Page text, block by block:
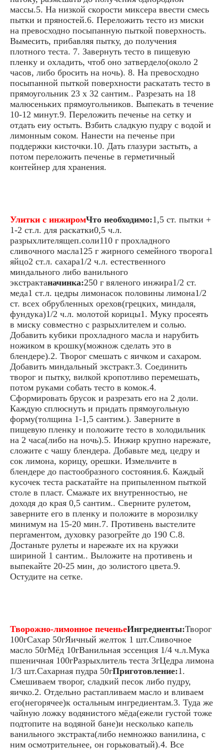
массы.5. На низкой скорости миксера ввести смесь
пытки и пряностей.6. Переложить тесто из миски
на превосходно посыпанную пыткой поверхность.
Вымесить, прибавляя пытку, до получения
плотного теста. 7. Завернуть тесто в пищевую
пленку и охладить, чтоб оно затвердело(около 2
часов, либо бросить на ночь). 8. На превосходно
посыпанной пыткой поверхности раскатать тесто в
прямоугольник 23 x 32 сантим.. Разрезать на 18
малюсеньких прямоугольников. Выпекать в течение
10-12 минут.9. Переложить печенье на сетку и
отдать еиу остыть. Взбить сладкую пудру с водой и
лимонным соком. Нанести на печенье при
поддержки кисточки.10. Дать глазури застыть, а
потом переложить печенье в герметичный
контейнер для хранения.
Улитки с инжиромЧто необходимо:1,5 ст. пытки +
1-2 ст.л. для раскатки0,5 ч.л.
разрыхлителящеп.соли110 г прохладного
сливочного масла125 г жирного семейного творога1
яйцо2 ст.л. сахара1/2 ч.л. естественного
миндального либо ванильного
экстрактаначинка:250 г вяленого инжира1/2 ст.
меда1 ст.л. цедры лимонасок половины лимона1/2
ст. всех обрубленных орехов(грецких, миндаля,
фундука)1/2 ч.л. молотой корицы1. Муку просеять
в миску совместно с разрыхлителем и солью.
Добавить кубики прохладного масла и нарубить
ножиком в крошку(можнож сделать это в
блендере).2. Творог смешать с яичком и сахаром.
Добавить миндальный экстракт.3. Соединить
творог и пытку, вилкой кропотливо перемешать,
потом руками собать тесто в комок.4.
Сформировать брусок и разрезать его на 2 доли.
Каждую сплюснуть и придать прямоугольную
форму(толщина 1-1,5 сантим.). Заверните в
пищевую пленку и положите тесто в холодильник
на 2 часа(либо на ночь).5. Инжир крупно нарежьте,
сложите с чашу блендера. Добавьте мед, цедру и
сок лимона, корицу, орешки. Измельчите в
блендере до пастообразного состояния.6. Каждый
кусочек теста раскатайте на припыленном пыткой
столе в пласт. Смажьте их внутренностью, не
доходя до края 0,5 сантим.. Сверните рулетом,
заверните его в пленку и положите в морозилку
минимум на 15-20 мин.7. Противень выстелите
пергаментом, духовку разогрейте до 190 С.8.
Достаньте рулеты и нарежьте их на кружки
шириной 1 сантим.. Выложите на противень и
выпекайте 20-25 мин, до золистого цвета.9.
Остудите на сетке.
Творожно-лимонное печеньеИнгредиенты:Творог
100гСахар 50гЯичный желток 1 шт.Сливочное
масло 50гМёд 10гВанильная эссенция 1/4 ч.л.Мука
пшеничная 100гРазрыхлитель теста 3гЦедра лимона
1/3 шт.Сахарная пудра 50гПриготовление:1.
Смешиваем творог, сладкий песок либо пудру,
яичко.2. Отдельно растапливаем масло и вливаем
его(негорячее)к остальным ингредиентам.3. Туда же
чайную ложку водянистого мёда(ежели густой тоже
подтопите на водяной бане)и несколько капель
ванильного экстракта(либо немножко ванилина, с
ним осмотрительнее, он горьковатый).4. Все